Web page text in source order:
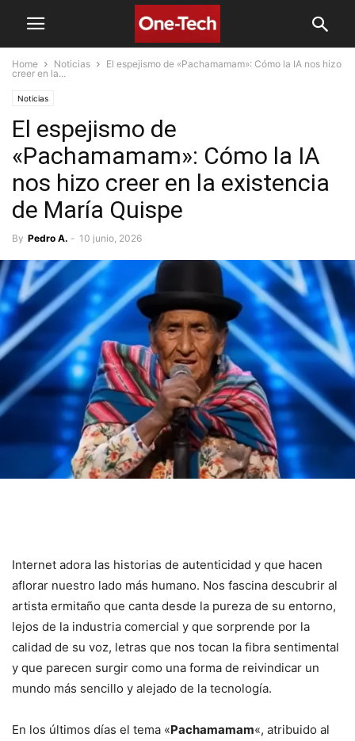
Home Noticias
El espejismo de «Pachamamam»: Cómo la IA nos hizo
creer en la...
Noticias
El espejismo de
«Pachamamam»: Cómo la IA
nos hizo creer en la existencia
de María Quispe
By Pedro A. - 10 junio, 2026
Internet adora las historias de autenticidad y que hacen
aflorar nuestro lado más humano. Nos fascina descubrir al
artista ermitaño que canta desde la pureza de su entorno,
lejos de la industria comercial y que sorprende por la
calidad de su voz, letras que nos tocan la fibra sentimental
y que parecen surgir como una forma de reivindicar un
mundo más sencillo y alejado de la tecnología.
En los últimos días el tema «Pachamamam«, atribuido al